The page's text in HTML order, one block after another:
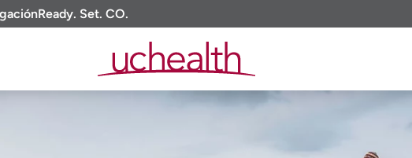
Ready. Set. CO.